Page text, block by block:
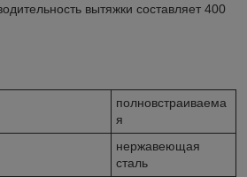
вытяжки составляет 400
полновстраиваема
я
нержавеющая
сталь